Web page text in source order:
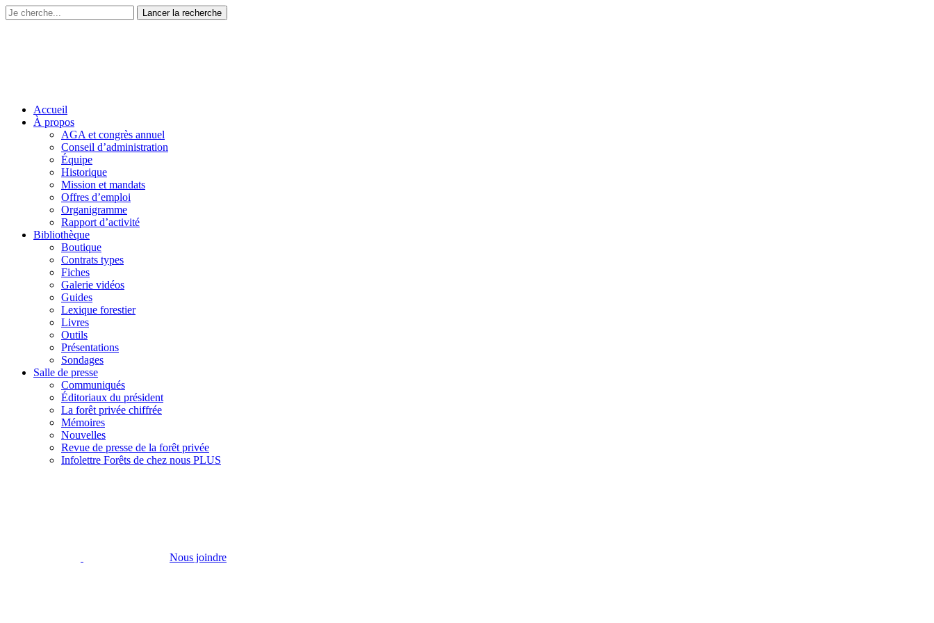
Accueil
À propos
AGA et congrès annuel
Conseil d’administration
Équipe
Historique
Mission et mandats
Offres d’emploi
Organigramme
Rapport d’activité
Bibliothèque
Boutique
Contrats types
Fiches
Galerie vidéos
Guides
Lexique forestier
Livres
Outils
Présentations
Sondages
Salle de presse
Communiqués
Éditoriaux du président
La forêt privée chiffrée
Mémoires
Nouvelles
Revue de presse de la forêt privée
Infolettre Forêts de chez nous PLUS
Nous joindre